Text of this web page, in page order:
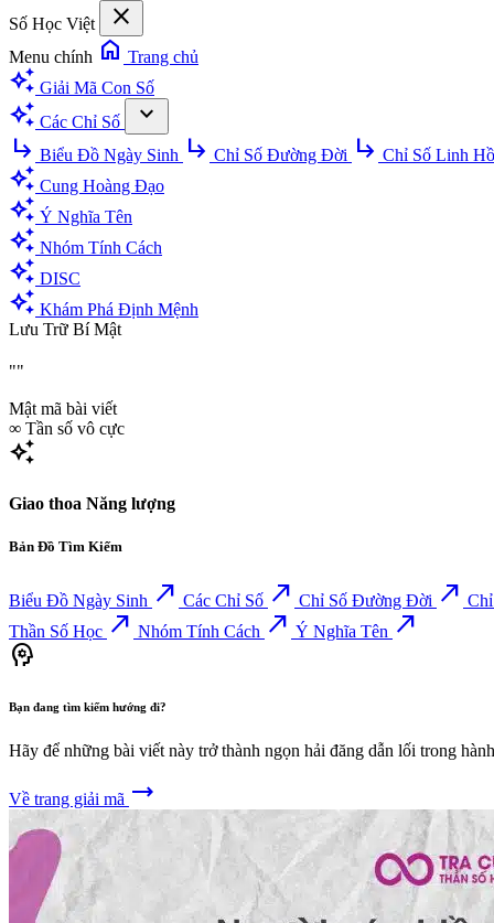
Số Học Việt close
Menu chính home Trang chủ
auto_awesome Giải Mã Con Số
auto_awesome Các Chỉ Số
expand_more
subdirectory_arrow_right Biểu Đồ Ngày Sinh subdirectory_arrow_right Chỉ Số Đường Đời subdirectory_arrow_right Chỉ Số Linh
auto_awesome Cung Hoàng Đạo
auto_awesome Ý Nghĩa Tên
auto_awesome Nhóm Tính Cách
auto_awesome DISC
auto_awesome Khám Phá Định Mệnh
Lưu Trữ Bí Mật
""
Mật mã bài viết
∞ Tần số vô cực
auto_awesome
Giao thoa Năng lượng
Bản Đồ Tìm Kiếm
Biểu Đồ Ngày Sinh north_east Các Chỉ Số north_east Chỉ Số Đường Đời north_east
Thần Số Học north_east Nhóm Tính Cách north_east Ý Nghĩa Tên north_east
psychology
Bạn đang tìm kiếm hướng đi?
Hãy để những bài viết này trở thành ngọn hải đăng dẫn lối trong
Về trang giải mã trending_flat